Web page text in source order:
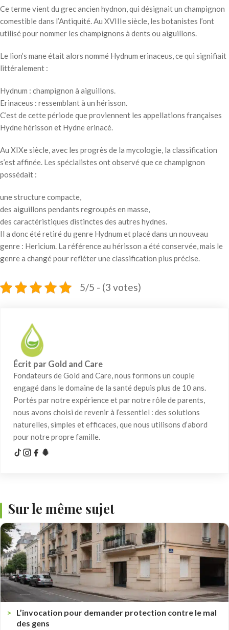
Ce terme vient du grec ancien hydnon, qui désignait un champignon
comestible dans l’Antiquité. Au XVIIIe siècle, les botanistes l’ont
utilisé pour nommer les champignons à dents ou aiguillons.
Le lion’s mane était alors nommé Hydnum erinaceus, ce qui signifiait
littéralement :
Hydnum : champignon à aiguillons.
Erinaceus : ressemblant à un hérisson.
C’est de cette période que proviennent les appellations françaises
Hydne hérisson et Hydne erinacé.
Au XIXe siècle, avec les progrès de la mycologie, la classification
s’est affinée. Les spécialistes ont observé que ce champignon
possédait :
une structure compacte,
des aiguillons pendants regroupés en masse,
des caractéristiques distinctes des autres hydnes.
Il a donc été retiré du genre Hydnum et placé dans un nouveau
genre : Hericium. La référence au hérisson a été conservée, mais le
genre a changé pour refléter une classification plus précise.
5/5 - (3 votes)
Écrit par Gold and Care
Fondateurs de Gold and Care, nous formons un couple
engagé dans le domaine de la santé depuis plus de 10 ans.
Portés par notre expérience et par notre rôle de parents,
nous avons choisi de revenir à l’essentiel : des solutions
naturelles, simples et efficaces, que nous utilisons d’abord
pour notre propre famille.
Sur le même sujet
L’invocation pour demander protection contre le mal
des gens